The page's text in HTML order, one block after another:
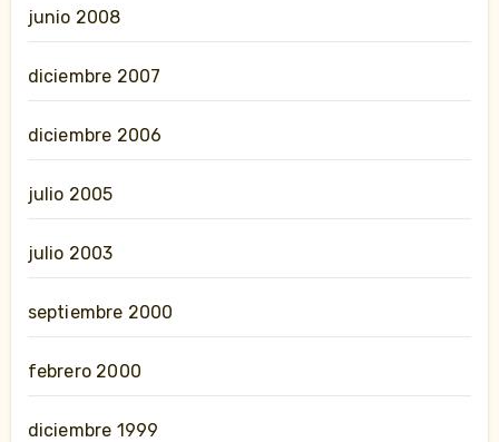
junio 2008
diciembre 2007
diciembre 2006
julio 2005
julio 2003
septiembre 2000
febrero 2000
diciembre 1999